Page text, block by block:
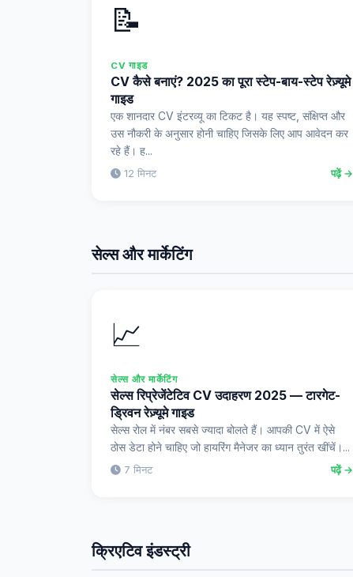
📝
CV गाइड
CV कैसे बनाएं? 2025 का पूरा स्टेप-बाय-स्टेप रेज़्यूमे
गाइड
एक शानदार CV इंटरव्यू का टिकट है। यह स्पष्ट, संक्षिप्त और
उस नौकरी के अनुसार होनी चाहिए जिसके लिए आप आवेदन कर
रहे हैं। ह...
12 मिनट पढ़ें →
सेल्स और मार्केटिंग
📈
सेल्स और मार्केटिंग
सेल्स रिप्रेजेंटेटिव CV उदाहरण 2025 — टारगेट-
ड्रिवन रेज़्यूमे गाइड
सेल्स रोल में नंबर सबसे ज्यादा बोलते हैं। आपकी CV में ऐसे
ठोस डेटा होने चाहिए जो हायरिंग मैनेजर का ध्यान तुरंत खींचें।...
7 मिनट पढ़ें →
क्रिएटिव इंडस्ट्री